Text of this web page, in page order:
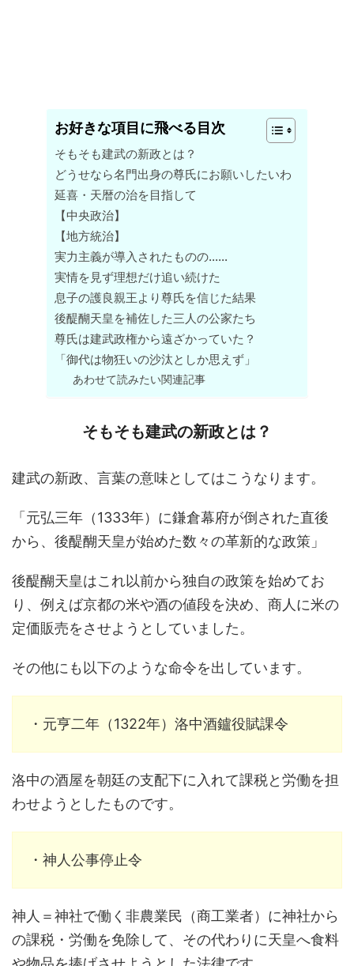
お好きな項目に飛べる目次
そもそも建武の新政とは？
どうせなら名門出身の尊氏にお願いしたいわ
延喜・天暦の治を目指して
【中央政治】
【地方統治】
実力主義が導入されたものの……
実情を見ず理想だけ追い続けた
息子の護良親王より尊氏を信じた結果
後醍醐天皇を補佐した三人の公家たち
尊氏は建武政権から遠ざかっていた？
「御代は物狂いの沙汰としか思えず」
あわせて読みたい関連記事
そもそも建武の新政とは？
建武の新政、言葉の意味としてはこうなります。
「元弘三年（1333年）に鎌倉幕府が倒された直後
から、後醍醐天皇が始めた数々の革新的な政策」
後醍醐天皇はこれ以前から独自の政策を始めてお
り、例えば京都の米や酒の値段を決め、商人に米の
定価販売をさせようとしていました。
その他にも以下のような命令を出しています。
・元亨二年（1322年）洛中酒鑪役賦課令
洛中の酒屋を朝廷の支配下に入れて課税と労働を担
わせようとしたものです。
・神人公事停止令
神人＝神社で働く非農業民（商工業者）に神社から
の課税・労働を免除して、その代わりに天皇へ食料